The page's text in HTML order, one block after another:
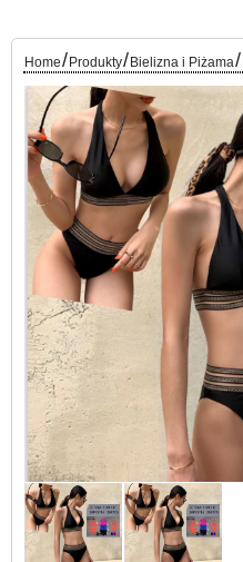
Home/ Produkty/ Bielizna i Piżama/